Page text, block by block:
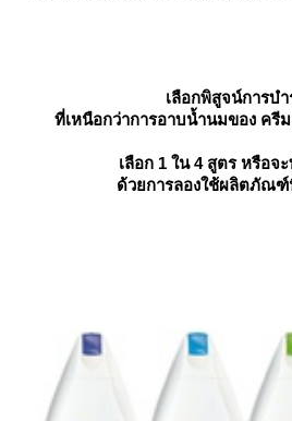
เลือกพิสูจน์การบำ
ที่เหนือกว่าการอาบน้ำนมของ ครี
เลือก 1 ใน 4 สูตร หรือจ
ด้วยการลองใช้ผลิตภัณฑ์